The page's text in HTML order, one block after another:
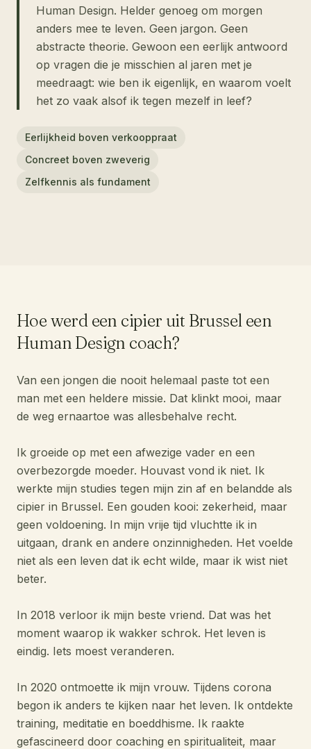
Human Design. Helder genoeg om morgen
anders mee te leven. Geen jargon. Geen
abstracte theorie. Gewoon een eerlijk antwoord
op vragen die je misschien al jaren met je
meedraagt: wie ben ik eigenlijk, en waarom voelt
het zo vaak alsof ik tegen mezelf in leef?
Eerlijkheid boven verkooppraat
Concreet boven zweverig
Zelfkennis als fundament
Hoe werd een cipier uit Brussel een
Human Design coach?
Van een jongen die nooit helemaal paste tot een
man met een heldere missie. Dat klinkt mooi, maar
de weg ernaartoe was allesbehalve recht.
Ik groeide op met een afwezige vader en een
overbezorgde moeder. Houvast vond ik niet. Ik
werkte mijn studies tegen mijn zin af en belandde als
cipier in Brussel. Een gouden kooi: zekerheid, maar
geen voldoening. In mijn vrije tijd vluchtte ik in
uitgaan, drank en andere onzinnigheden. Het voelde
niet als een leven dat ik echt wilde, maar ik wist niet
beter.
In 2018 verloor ik mijn beste vriend. Dat was het
moment waarop ik wakker schrok. Het leven is
eindig. Iets moest veranderen.
In 2020 ontmoette ik mijn vrouw. Tijdens corona
begon ik anders te kijken naar het leven. Ik ontdekte
training, meditatie en boeddhisme. Ik raakte
gefascineerd door coaching en spiritualiteit, maar